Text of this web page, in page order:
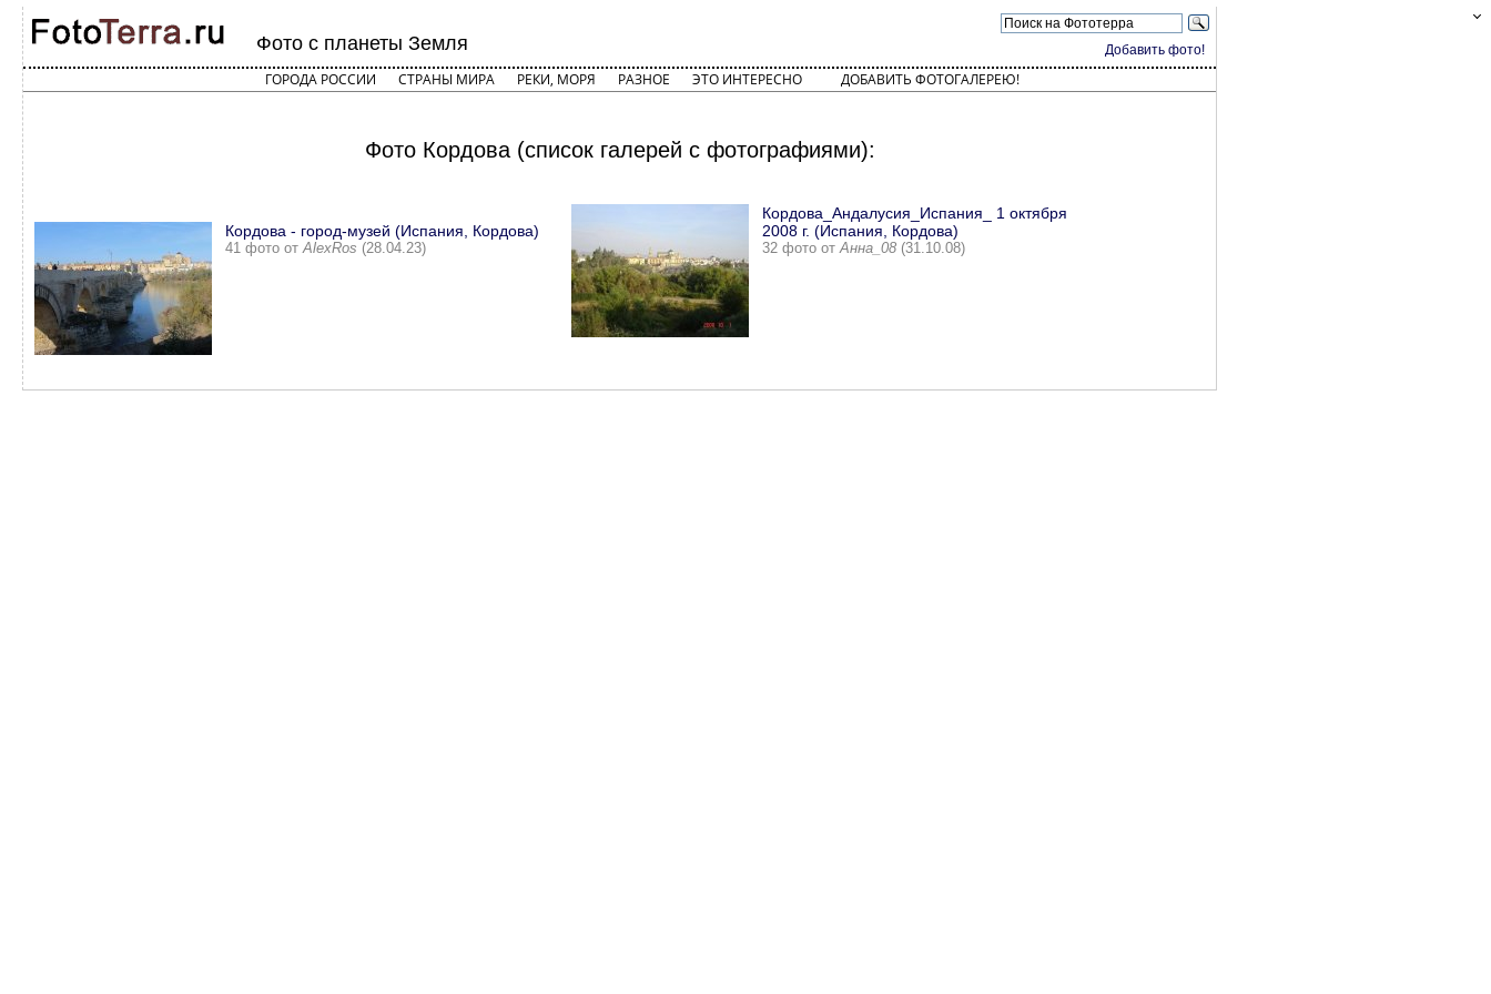
Добавить фото!
Фото с планеты Земля
ГОРОДА РОССИИ СТРАНЫ МИРА РЕКИ, МОРЯ РАЗНОЕ ЭТО ИНТЕРЕСНО ДОБАВИТЬ ФОТОГАЛЕРЕЮ!
Фото Кордова (список галерей с фотографиями):
Кордова - город-музей (Испания, Кордова)
41 фото отAlexRos (28.04.23)
Кордова_Андалусия_Испания_ 1 октября
2008 г. (Испания, Кордова)
32 фото отАнна_08 (31.10.08)